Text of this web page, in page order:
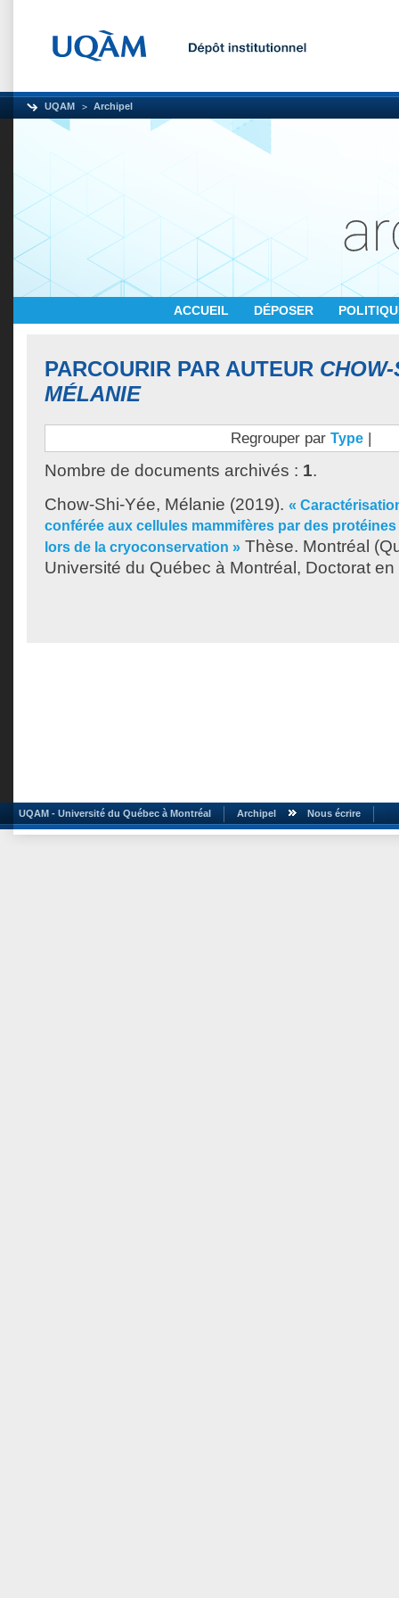
UQAM Archipel
ACCUEIL DÉPOSER
PARCOURIR PAR AUTEUR
MÉLANIE
Regrouper par Type |
Nombre de documents archivés : 1.
Chow-Shi-Yée, Mélanie (2019). «
conférée aux cellules mammifères par des
lors de la cryoconservation » Thèse. Montréal
Université du Québec à Montréal, Doctorat
UQAM - Université du Québec à Montréal Archipel Nous écrire